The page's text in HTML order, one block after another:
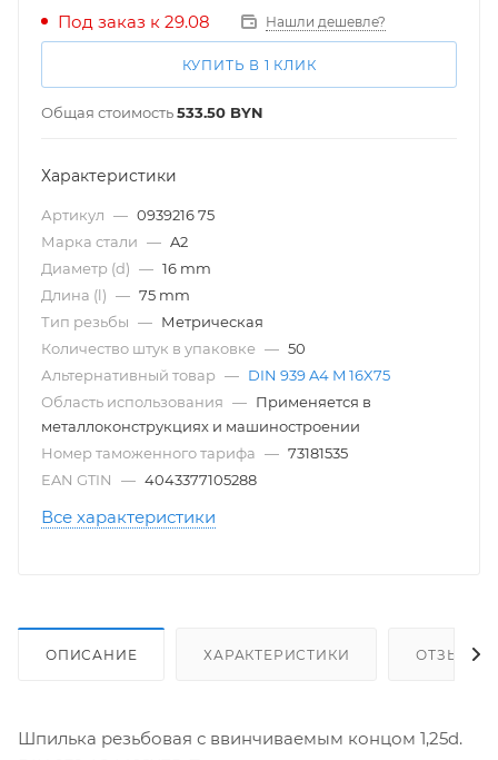
Под заказ к 29.08 Нашли дешевле?
КУПИТЬ В 1 КЛИК
Общая стоимость533.50 BYN
Характеристики
Артикул — 0939216 75
Марка стали — A2
Диаметр (d) — 16 mm
Длина (l) — 75 mm
Тип резьбы — Метрическая
Количество штук в упаковке — 50
Альтернативный товар — DIN 939 A4 M 16X75
Область использования — Применяется в
металлоконструкциях и машиностроении
Номер таможенного тарифа — 73181535
EAN GTIN
— 4043377105288
Все характеристики
ОПИСАНИЕ ХАРАКТЕРИСТИКИ ОТЗЫВЫ
Шпилька резьбовая с ввинчиваемым концом 1,25d.